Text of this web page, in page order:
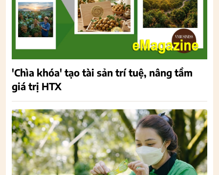
'Chìa khóa' tạo tài sản trí tuệ, nâng tầm
giá trị HTX